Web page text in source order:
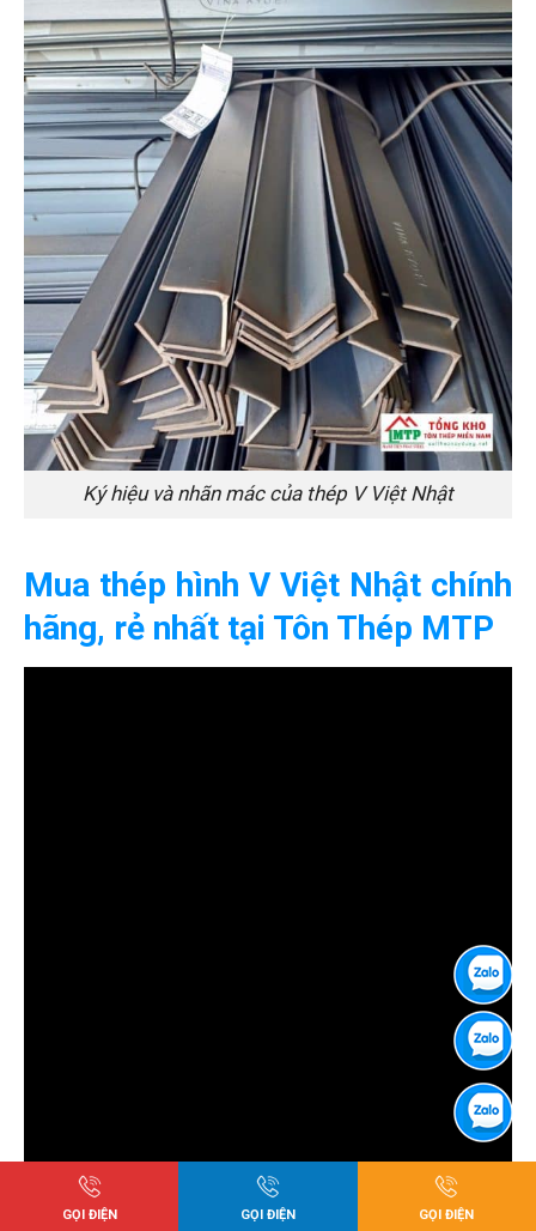
Ký hiệu và nhãn mác của thép V Việt Nhật
Mua thép hình V Việt Nhật chính
hãng, rẻ nhất tại Tôn Thép MTP
GỌI ĐIỆN GỌI ĐIỆN GỌI ĐIỆN